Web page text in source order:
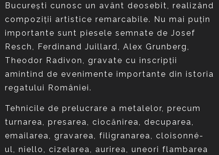
București cunosc un avânt deosebit, realizând
compoziții artistice remarcabile. Nu mai puțin
importante sunt piesele semnate de Josef
Resch, Ferdinand Juillard, Alex Grunberg,
Theodor Radivon, gravate cu inscripții
amintind de evenimente importante din istoria
regatului României.
Tehnicile de prelucrare a metalelor, precum
turnarea, presarea, ciocănirea, decuparea,
emailarea, gravarea, filigranarea, cloisonné-
ul, niello, cizelarea, aurirea, uneori flambarea